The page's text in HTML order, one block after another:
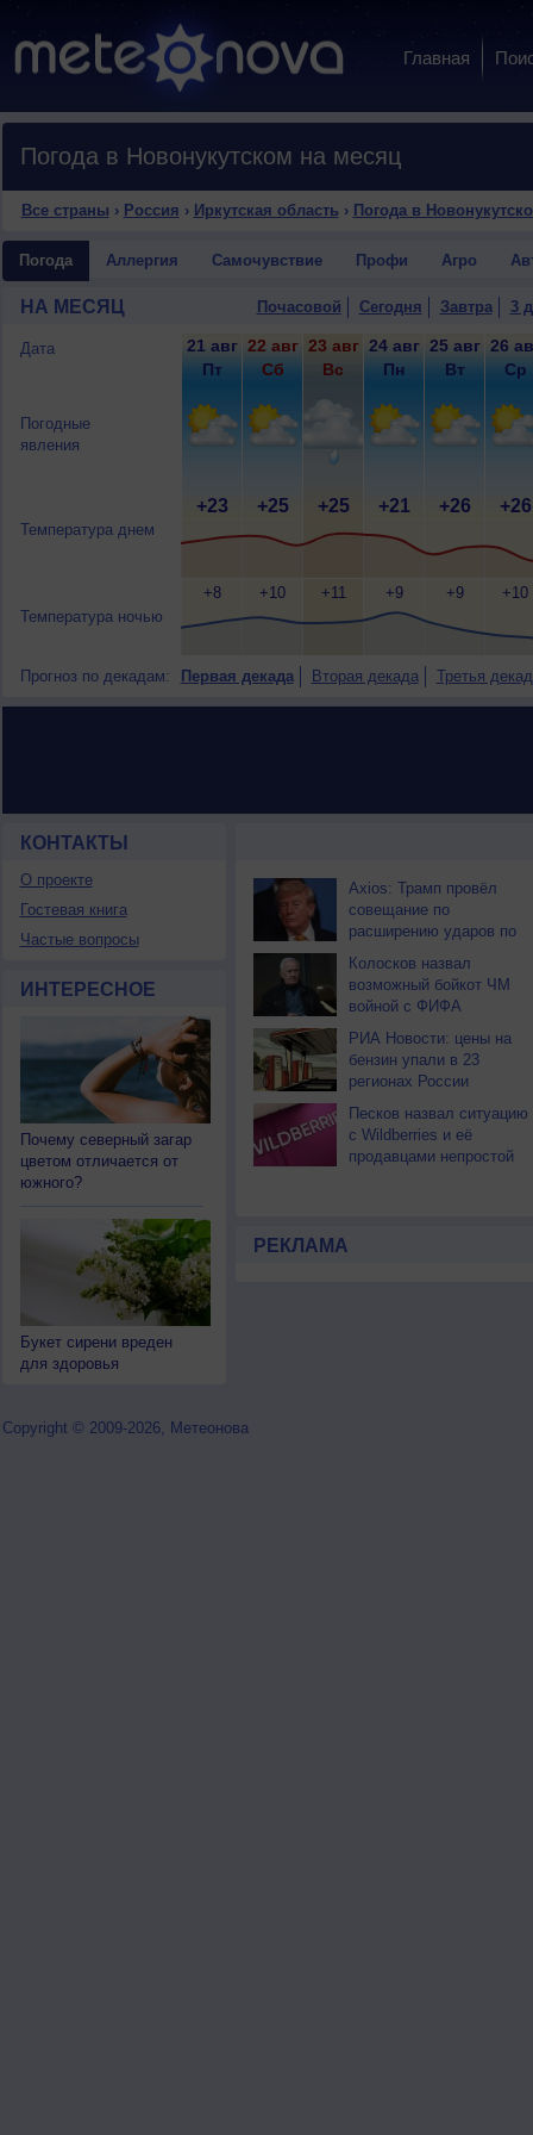
Главная
Погода в Новонукутском на месяц
Все страны › Россия › Иркутская область › Погода в
Погода Аллергия Самочувствие Профи Агро
НА МЕСЯЦ Почасовой Сегодня Завтра 3
Дата
Погодные
явления
Температура днем
Температура ночью
21 авг
Пт
+23
+8
22 авг
Сб
+25
+10
23 авг
Вс
+25
+11
24 авг
Пн
+21
+9
25 авг
Вт
+26
+9
26
Ср
+26
+10
Прогноз по декадам: Первая декада Вторая декада Третья
КОНТАКТЫ
О проекте
Гостевая книга
Частые вопросы
ИНТЕРЕСНОЕ
Почему северный загар
цветом отличается от
южного?
Букет сирени вреден
для здоровья
НОВОСТИ ПАРТНЕРОВ
Axios: Трамп провёл
совещание по
расширению ударов по
Ирану
Колосков назвал
возможный бойкот ЧМ
войной с ФИФА
РИА Новости: цены на
бензин упали в 23
регионах России
Песков назвал ситуацию
с Wildberries и её
продавцами непростой
РЕКЛАМА
Copyright © 2009-2026, Метеонова